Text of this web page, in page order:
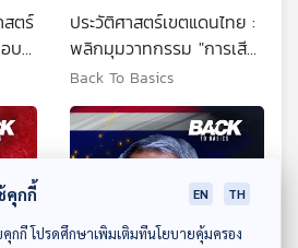
สตร์
บ
ประวัติศาสตร์เขตแดนไทย :
พลิกมุมวาทกรรม "การเสีย
ดินแดน-ชาตินิยม"
Back To Basics
คุกกี้ EN TH
คุกกี้ โปรดศึกษาเพิ่มเติมที่นโยบายคุ้มครอง